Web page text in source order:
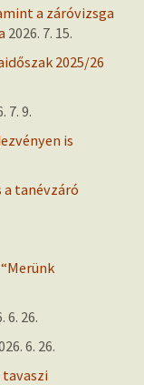
a záróvizsga
2026. 7. 15.
2025/26
7. 9.
is
a tanévzáró
6. 26.
6. 26.